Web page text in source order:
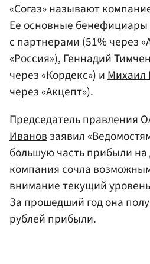
«Согаз» называют
Ее основные
с партнерами (51% через
«Россия»),Геннадий
через «Кордекс») и
через «Акцепт»).
Председатель правления
Ивановзаявил
большую часть прибыли
компания сочла
внимание текущий
За прошедший год она
рублей прибыли.